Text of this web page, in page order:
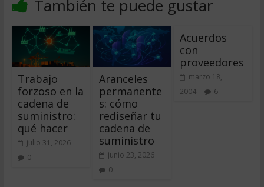
También te puede gustar
Trabajo
forzoso en la
cadena de
suministro:
qué hacer
julio 31, 2026
0
Aranceles
permanente
s: cómo
rediseñar tu
cadena de
suministro
junio 23, 2026
0
Acuerdos
con
proveedores
marzo 18,
2004
6